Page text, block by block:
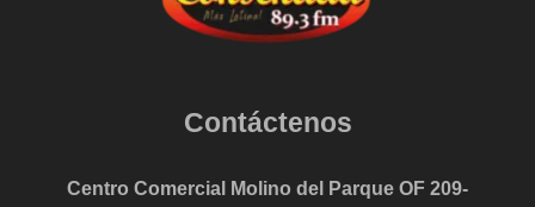
Contáctenos
Centro Comercial Molino del Parque OF 209-